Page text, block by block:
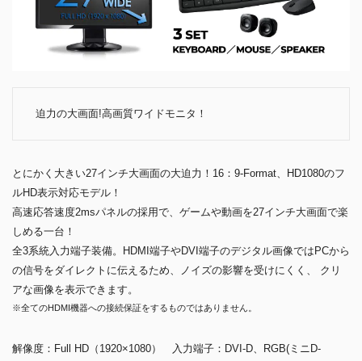
迫力の大画面!高画質ワイドモニタ！
とにかく大きい27インチ大画面の大迫力！16：9-Format、HD1080のフ
ルHD表示対応モデル！
高速応答速度2msパネルの採用で、ゲームや動画を27インチ大画面で楽
しめる一台！
全3系統入力端子装備。HDMI端子やDVI端子のデジタル画像ではPCから
の信号をダイレクトに伝えるため、ノイズの影響を受けにくく、 クリ
アな画像を表示できます。
※全てのHDMI機器への接続保証をするものではありません。
解像度：Full HD（1920×1080） 入力端子：DVI-D、RGB(ミニD-